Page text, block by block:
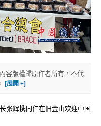
容版權歸原作者所有，不代
张辉携同仁在旧金山欢迎中国